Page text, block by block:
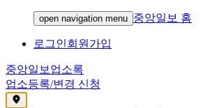
open navigation menu 중앙일보 홈
로그인회원가입
중앙일보 업소록
업소등록/변경 신청